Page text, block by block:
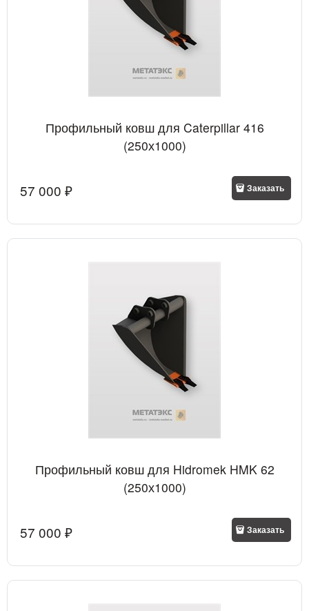
Профильный ковш для Caterpillar 416
(250х1000)
57 000 ₽ Заказать
Профильный ковш для Hidromek HMK 62
(250х1000)
57 000 ₽ Заказать